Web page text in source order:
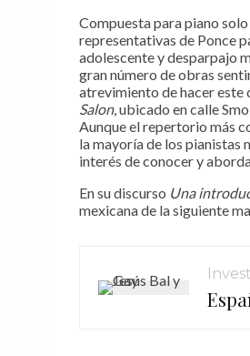
Compuesta para piano
representativas de Ponce
adolescente y desparpajo
gran número de obras
atrevimiento de hacer este
Salon, ubicado en calle
Aunque el repertorio más
la mayoría de los pianistas
interés de conocer y
En su discurso Una
mexicana de la siguiente